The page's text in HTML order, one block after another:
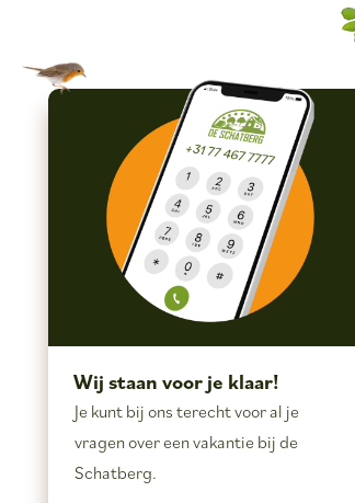
Wij staan voor je klaar!
Je kunt bij ons terecht voor al je
vragen over een vakantie bij de
Schatberg.